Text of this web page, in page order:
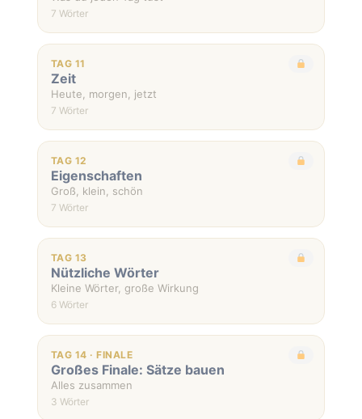
7 Wörter
TAG 11
Zeit
Heute, morgen, jetzt
7 Wörter
TAG 12
Eigenschaften
Groß, klein, schön
7 Wörter
TAG 13
Nützliche Wörter
Kleine Wörter, große Wirkung
6 Wörter
TAG 14 · FINALE
Großes Finale: Sätze bauen
Alles zusammen
3 Wörter